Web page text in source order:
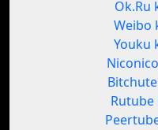
Ok.Ru
Weibo
Youku